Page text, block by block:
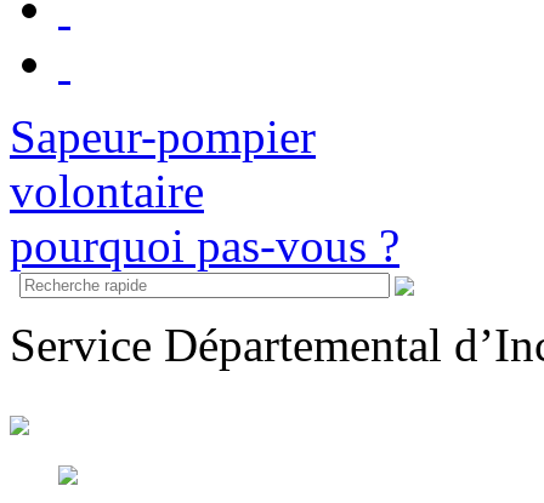
Sapeur-pompier
volontaire
pourquoi pas-vous ?
Service Départemental d’I